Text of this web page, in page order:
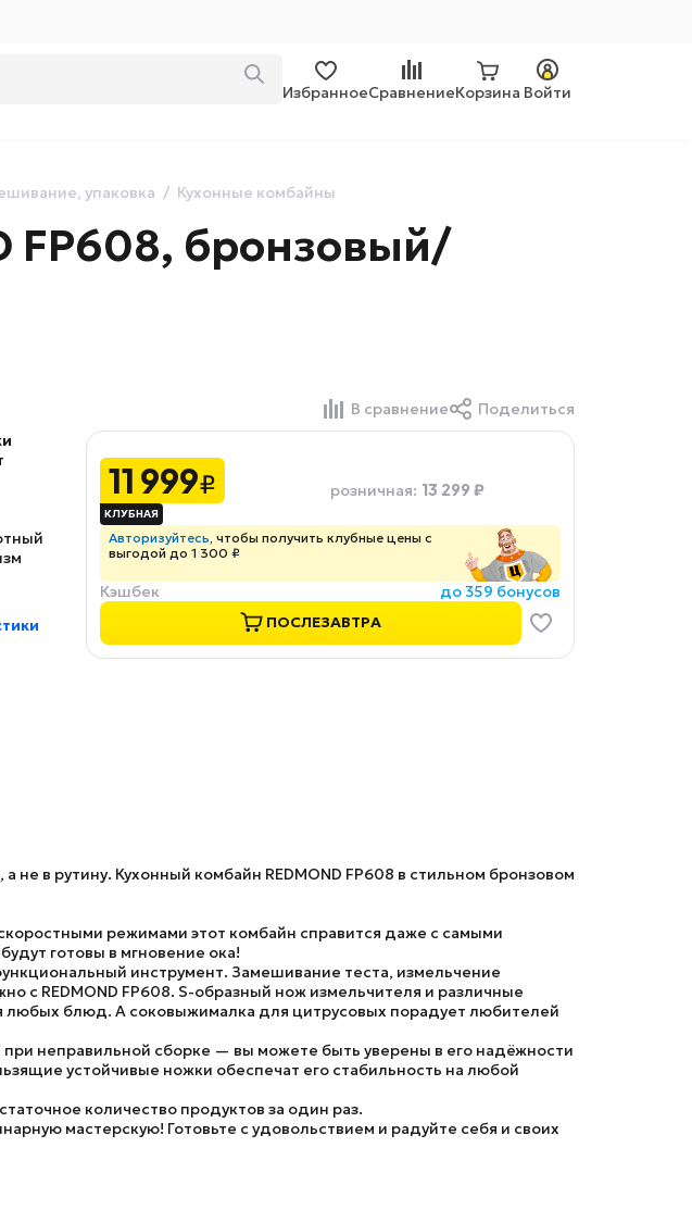
ИзбранноеСравнениеКорзина Войти
упаковка Кухонные комбайны
FP608, бронзовый/
В сравнение Поделиться
11 999₽ розничная: 13 299 ₽
Авторизуйтесь, чтобы получить клубные цены с
выгодой до 1 300 ₽
Кэшбек
до 359 бонусов
ПОСЛЕЗАВТРА
в рутину. Кухонный комбайн REDMOND FP608 в стильном бронзовом
режимами этот комбайн справится даже с самыми
готовы в мгновение ока!
инструмент. Замешивание теста, измельчение
с REDMOND FP608. S-образный нож измельчителя и различные
любых блюд. А соковыжималка для цитрусовых порадует любителей
неправильной сборке — вы можете быть уверены в его надёжности
устойчивые ножки обеспечат его стабильность на любой
количество продуктов за один раз.
мастерскую! Готовьте с удовольствием и радуйте себя и своих